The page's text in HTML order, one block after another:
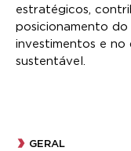
estratégicos,
posicionamento
investimentos e no
sustentável.
GERAL